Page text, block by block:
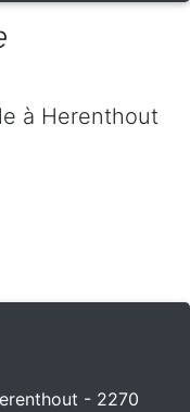
à Herenthout
- 2270